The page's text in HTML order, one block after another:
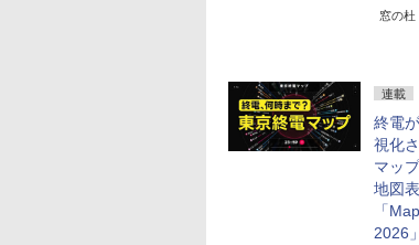
窓の杜
連載
終電
視化
マッ
地図
「
2026